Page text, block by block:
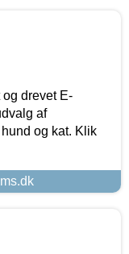
drevet E-
af
og kat. Klik